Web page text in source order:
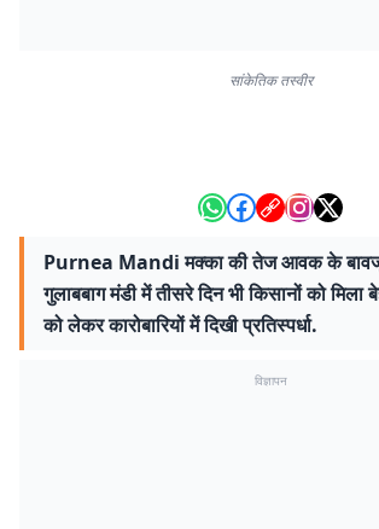
सांकेतिक तस्वीर
Purnea Mandi मक्का की तेज आवक के
गुलाबबाग मंडी में तीसरे दिन भी किसानों को मिला
को लेकर कारोबारियों में दिखी प्रतिस्पर्धा.
विज्ञापन